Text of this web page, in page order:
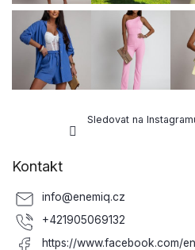
Sledovat na
Kontakt
info@enemiq.cz
+421905069132
https://www.facebook.com/